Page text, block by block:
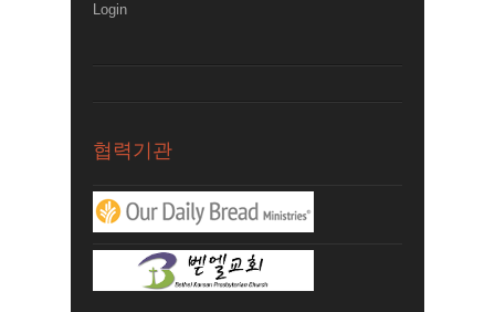
Login
협력기관